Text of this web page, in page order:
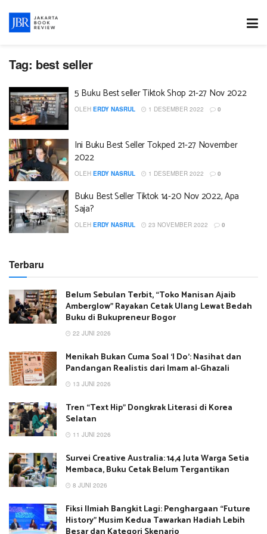
Tag: best seller
5 Buku Best seller Tiktok Shop 21-27 Nov 2022
OLEH ERDY NASRUL 1 DESEMBER 2022 0
Ini Buku Best Seller Tokped 21-27 November
2022
OLEH ERDY NASRUL 1 DESEMBER 2022 0
Buku Best Seller Tiktok 14-20 Nov 2022, Apa
Saja?
OLEH ERDY NASRUL 23 NOVEMBER 2022 0
Terbaru
Belum Sebulan Terbit, “Toko Manisan Ajaib
Amberglow” Rayakan Cetak Ulang Lewat Bedah
Buku di Bukupreneur Bogor
22 JUNI 2026
Menikah Bukan Cuma Soal ‘I Do’: Nasihat dan
Pandangan Realistis dari Imam al-Ghazali
13 JUNI 2026
Tren “Text Hip” Dongkrak Literasi di Korea
Selatan
11 JUNI 2026
Survei Creative Australia: 14,4 Juta Warga Setia
Membaca, Buku Cetak Belum Tergantikan
8 JUNI 2026
Fiksi Ilmiah Bangkit Lagi: Penghargaan “Future
History” Musim Kedua Tawarkan Hadiah Lebih